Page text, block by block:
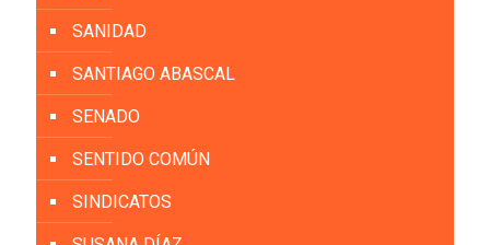
SANIDAD
SANTIAGO ABASCAL
SENADO
SENTIDO COMÚN
SINDICATOS